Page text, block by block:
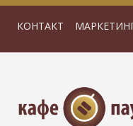
КОНТАКТ